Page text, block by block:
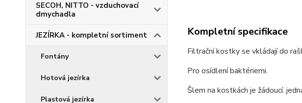
SECOH, NITTO - vzduchovací
dmychadla
JEZÍRKA - kompletní sortiment
Fontány
Hotová jezírka
Plastová jezírka
Kompletní specifikace
Filtrační kostky se vkládají do
Pro osídlení baktériemi.
Šlem na kostkách je žádoucí.